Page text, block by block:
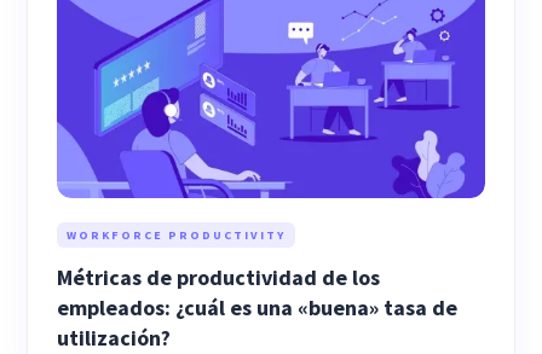
WORKFORCE PRODUCTIVITY
Métricas de productividad de los
empleados: ¿cuál es una «buena» tasa de
utilización?